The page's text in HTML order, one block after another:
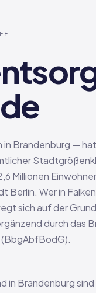
Brandenburg —
Millionen
Berlin. Wer in
sich auf der
durch das
in Brandenburg